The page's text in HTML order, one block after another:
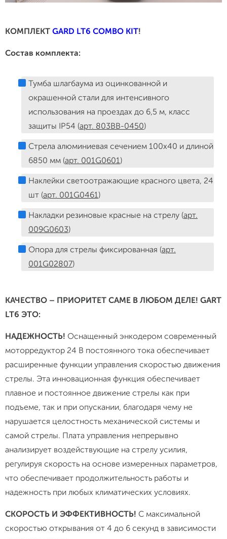
КОМПЛЕКТ GARD LT6 COMBO KIT!
Состав комплекта:
Тумба шлагбаума из оцинкованной и
окрашенной стали для интенсивного
использования на проездах до 6,5 м, класс
защиты IP54 (арт. 803BB-0450)
Стрела алюминиевая сечением 100х40 и длиной
6850 мм (арт. 001G0601)
Наклейки светоотражающие красного цвета, 24
шт (арт. 001G0461)
Накладки резиновые красные на стрелу (арт.
009G0603)
Опора для стрелы фиксированная (арт.
001G02807)
КАЧЕСТВО – ПРИОРИТЕТ CAME В ЛЮБОМ ДЕЛЕ! GART
LT6 ЭТО:
НАДЕЖНОСТЬ! Оснащенный энкодером современный
моторредуктор 24 В постоянного тока обеспечивает
расширенные функции управления скоростью движения
стрелы. Эта инновационная функция обеспечивает
плавное и постоянное движение стрелы как при
подъеме, так и при опускании, благодаря чему не
нарушается целостность механической системы и
самой стрелы. Плата управления непрерывно
анализирует воздействующие на стрелу усилия,
регулируя скорость на основе измеренных параметров,
что обеспечивает продолжительность работы и
надежность при любых климатических условиях.
СКОРОСТЬ И ЭФФЕКТИВНОСТЬ! С максимальной
скоростью открывания от 4 до 6 секунд в зависимости